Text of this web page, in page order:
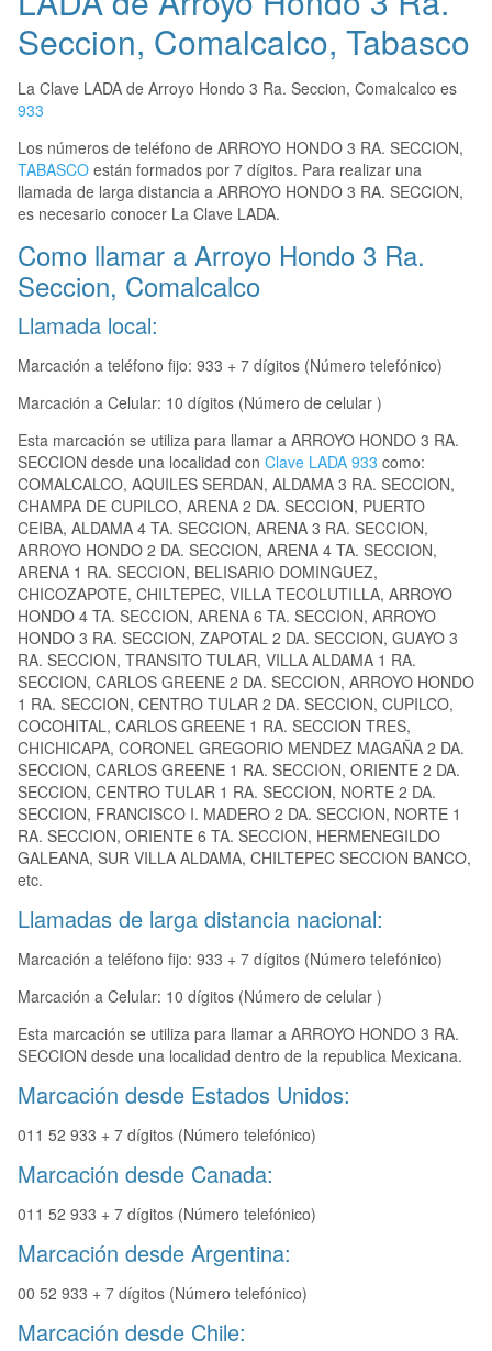
Seccion, Comalcalco, Tabasco
La Clave LADA de Arroyo Hondo 3 Ra. Seccion, Comalcalco es
933
Los números de teléfono de ARROYO HONDO 3 RA. SECCION,
TABASCO están formados por 7 dígitos. Para realizar una
llamada de larga distancia a ARROYO HONDO 3 RA. SECCION,
es necesario conocer La Clave LADA.
Como llamar a Arroyo Hondo 3 Ra.
Seccion, Comalcalco
Llamada local:
Marcación a teléfono fijo: 933 + 7 dígitos (Número telefónico)
Marcación a Celular: 10 dígitos (Número de celular )
Esta marcación se utiliza para llamar a ARROYO HONDO 3 RA.
SECCION desde una localidad con Clave LADA 933 como:
COMALCALCO, AQUILES SERDAN, ALDAMA 3 RA. SECCION,
CHAMPA DE CUPILCO, ARENA 2 DA. SECCION, PUERTO
CEIBA, ALDAMA 4 TA. SECCION, ARENA 3 RA. SECCION,
ARROYO HONDO 2 DA. SECCION, ARENA 4 TA. SECCION,
ARENA 1 RA. SECCION, BELISARIO DOMINGUEZ,
CHICOZAPOTE, CHILTEPEC, VILLA TECOLUTILLA, ARROYO
HONDO 4 TA. SECCION, ARENA 6 TA. SECCION, ARROYO
HONDO 3 RA. SECCION, ZAPOTAL 2 DA. SECCION, GUAYO 3
RA. SECCION, TRANSITO TULAR, VILLA ALDAMA 1 RA.
SECCION, CARLOS GREENE 2 DA. SECCION, ARROYO HONDO
1 RA. SECCION, CENTRO TULAR 2 DA. SECCION, CUPILCO,
COCOHITAL, CARLOS GREENE 1 RA. SECCION TRES,
CHICHICAPA, CORONEL GREGORIO MENDEZ MAGAÑA 2 DA.
SECCION, CARLOS GREENE 1 RA. SECCION, ORIENTE 2 DA.
SECCION, CENTRO TULAR 1 RA. SECCION, NORTE 2 DA.
SECCION, FRANCISCO I. MADERO 2 DA. SECCION, NORTE 1
RA. SECCION, ORIENTE 6 TA. SECCION, HERMENEGILDO
GALEANA, SUR VILLA ALDAMA, CHILTEPEC SECCION BANCO,
etc.
Llamadas de larga distancia nacional:
Marcación a teléfono fijo: 933 + 7 dígitos (Número telefónico)
Marcación a Celular: 10 dígitos (Número de celular )
Esta marcación se utiliza para llamar a ARROYO HONDO 3 RA.
SECCION desde una localidad dentro de la republica Mexicana.
Marcación desde Estados Unidos:
011 52 933 + 7 dígitos (Número telefónico)
Marcación desde Canada:
011 52 933 + 7 dígitos (Número telefónico)
Marcación desde Argentina:
00 52 933 + 7 dígitos (Número telefónico)
Marcación desde Chile: